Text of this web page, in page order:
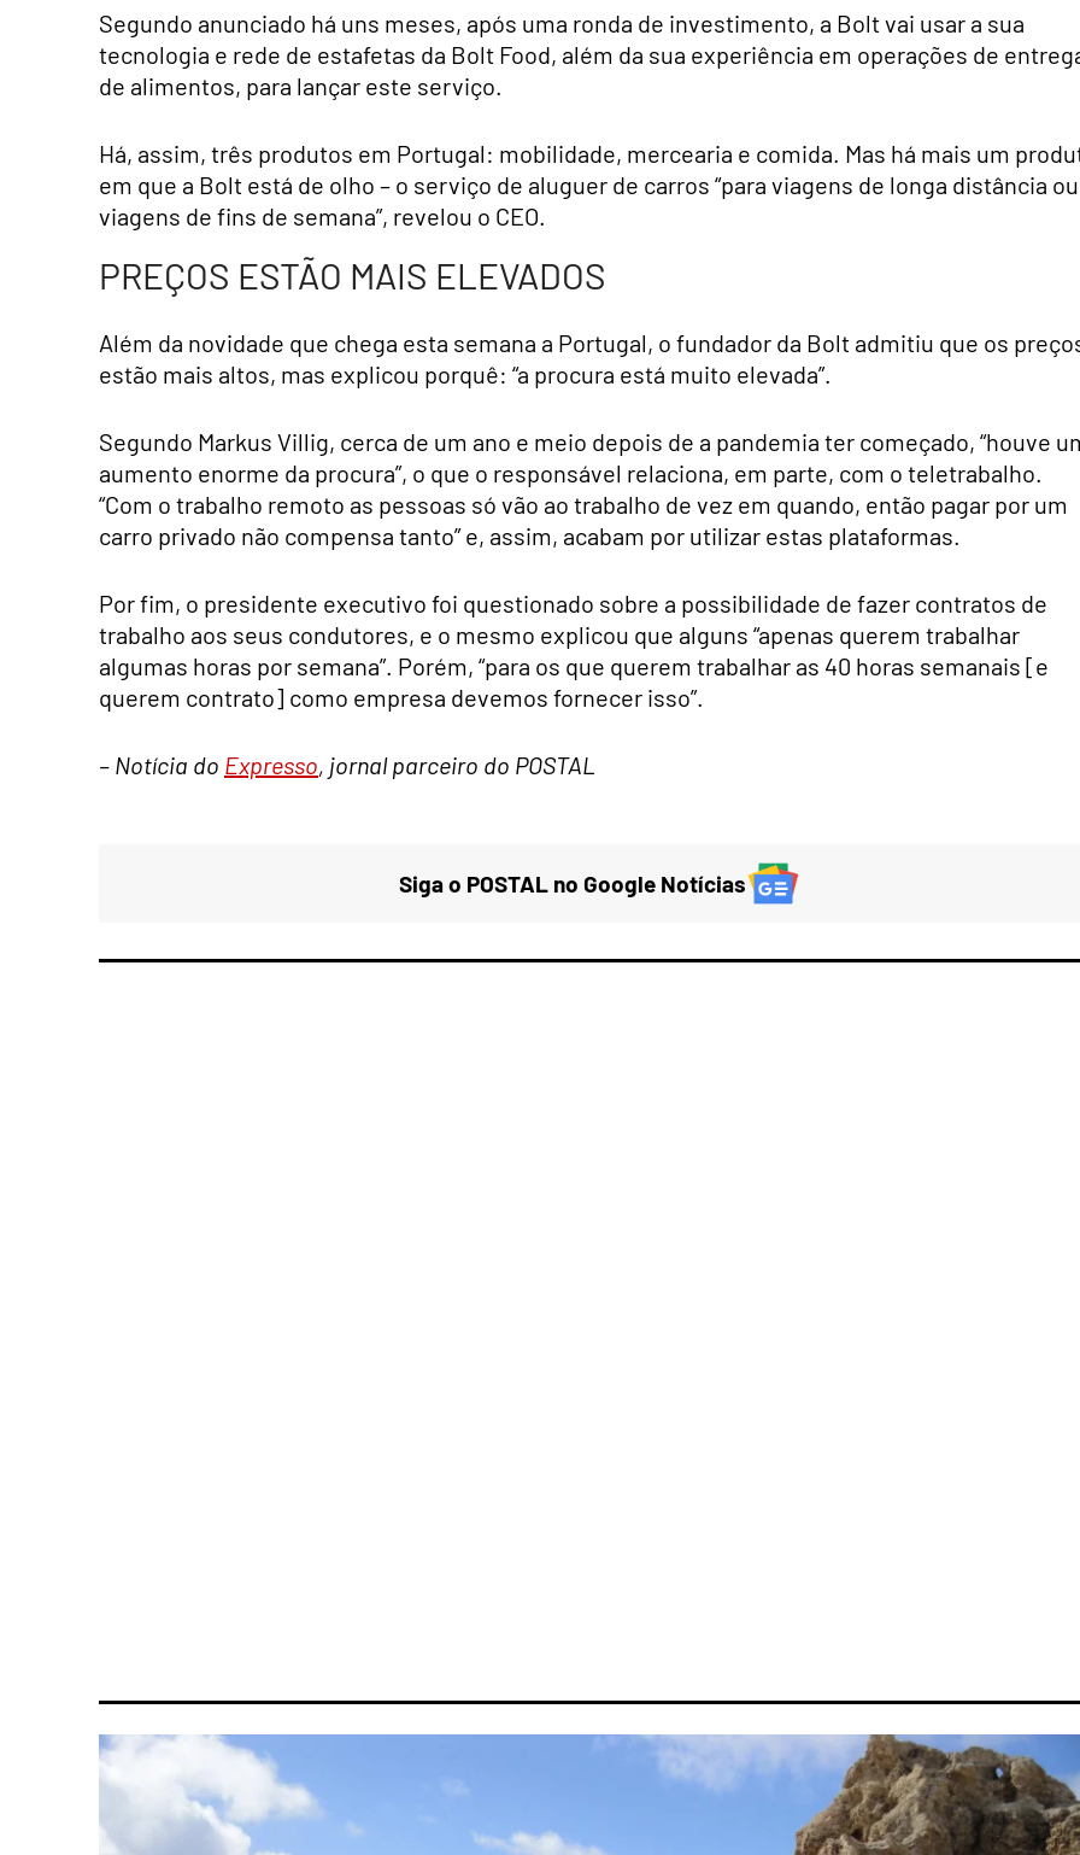
Segundo anunciado há uns meses, após uma ronda de investimento, a Bolt vai usar a sua
tecnologia e rede de estafetas da Bolt Food, além da sua experiência em operações de
de alimentos, para lançar este serviço.
Há, assim, três produtos em Portugal: mobilidade, mercearia e comida. Mas há mais um
em que a Bolt está de olho – o serviço de aluguer de carros “para viagens de longa distância ou
viagens de fins de semana”, revelou o CEO.
PREÇOS ESTÃO MAIS ELEVADOS
Além da novidade que chega esta semana a Portugal, o fundador da Bolt admitiu que os
estão mais altos, mas explicou porquê: “a procura está muito elevada”.
Segundo Markus Villig, cerca de um ano e meio depois de a pandemia ter começado, “houve
aumento enorme da procura”, o que o responsável relaciona, em parte, com o teletrabalho.
“Com o trabalho remoto as pessoas só vão ao trabalho de vez em quando, então pagar por um
carro privado não compensa tanto” e, assim, acabam por utilizar estas plataformas.
Por fim, o presidente executivo foi questionado sobre a possibilidade de fazer contratos de
trabalho aos seus condutores, e o mesmo explicou que alguns “apenas querem trabalhar
algumas horas por semana”. Porém, “para os que querem trabalhar as 40 horas semanais [e
querem contrato] como empresa devemos fornecer isso”.
– Notícia do Expresso, jornal parceiro do POSTAL
Siga o POSTAL no Google Notícias